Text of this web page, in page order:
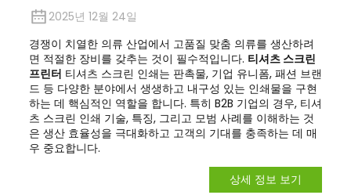
2025년 12월 24일
경쟁이 치열한 의류 산업에서 고품질 맞춤 의류를 생산하려
면 적절한 장비를 갖추는 것이 필수적입니다. 티셔츠 스크린
프린터 티셔츠 스크린 인쇄는 판촉물, 기업 유니폼, 패션 브랜
드 등 다양한 분야에서 생생하고 내구성 있는 인쇄물을 구현
하는 데 핵심적인 역할을 합니다. 특히 B2B 기업의 경우, 티셔
츠 스크린 인쇄 기술, 특징, 그리고 모범 사례를 이해하는 것
은 생산 효율성을 극대화하고 고객의 기대를 충족하는 데 매
우 중요합니다.
상세 정보 보기